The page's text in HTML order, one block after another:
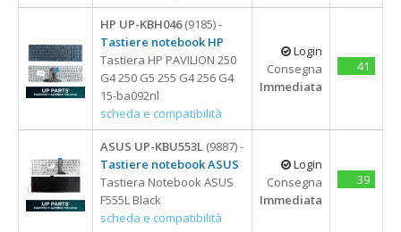
HP UP-KBH046(9185) -
Tastiere notebook HP
Tastiera HP PAVILION 250
G4 250 G5 255 G4 256 G4
15-ba092nl
scheda e compatibilità
Login
Consegna
Immediata
41
ASUS UP-KBU553L (9887) -
Tastiere notebook ASUS
Tastiera Notebook ASUS
F555L Black
scheda e compatibilità
Login
Consegna
Immediata
39